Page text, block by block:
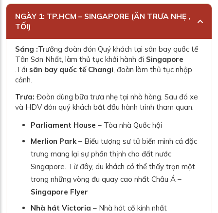
NGÀY 1: TP.HCM – SINGAPORE (ĂN TRƯA NHẸ ,
TỐI)
Sáng :Trưởng đoàn đón Quý khách tại sân bay quốc tế
Tân Sơn Nhất, làm thủ tục khởi hành đi Singapore
Tới sân bay quốc tế Changi , đoàn làm thủ tục nhập
cảnh.
Trưa: Đoàn dùng bữa trưa nhẹ tại nhà hàng. Sau đó xe
và HDV đón quý khách bắt đầu hành trình tham quan:
Parliament House – Tòa nhà Quốc hội
Merlion Park – Biểu tượng sư tử biển mình cá đặc
trưng mang lại sự phồn thịnh cho đất nước
Singapore. Từ đây, du khách có thể thấy trọn một
trong những vòng đu quay cao nhất Châu Á –
Singapore Flyer
Nhà hát Victoria – Nhà hát cổ kính nhất